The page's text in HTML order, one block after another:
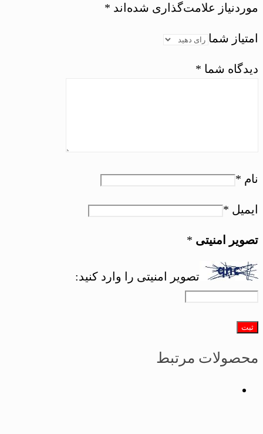
موردنیاز علامت‌گذاری شده‌اند *
امتیاز شما
دیدگاه شما *
نام *
ایمیل *
تصویر امنیتی *
تصویر امنیتی را وارد کنید:
محصولات مرتبط